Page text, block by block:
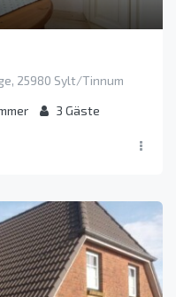
25980 Sylt/Tinnum
3 Gäste